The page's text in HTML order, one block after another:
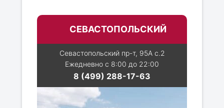
СЕВАСТОПОЛЬСКИЙ
Севастопольский пр-т, 95А с.2
Ежедневно с 8:00 до 22:00
8 (499) 288-17-63